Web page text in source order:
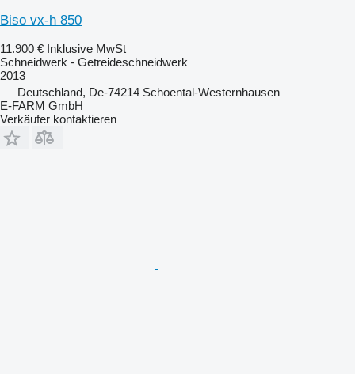
Biso vx-h 850
11.900 € Inklusive MwSt
Schneidwerk - Getreideschneidwerk
2013
Deutschland, De-74214 Schoental-Westernhausen
E-FARM GmbH
Verkäufer kontaktieren